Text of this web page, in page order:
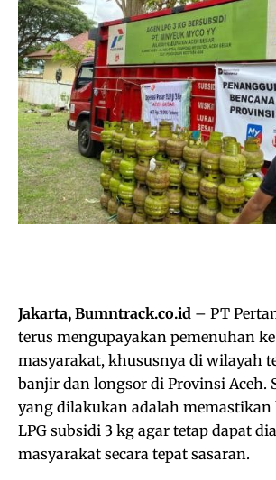
Jakarta, Bumntrack.co.id – PT
terus mengupayakan pemenuhan
masyarakat, khususnya di wilayah
banjir dan longsor di Provinsi Aceh.
yang dilakukan adalah memastikan
LPG subsidi 3 kg agar tetap dapat
masyarakat secara tepat sasaran.